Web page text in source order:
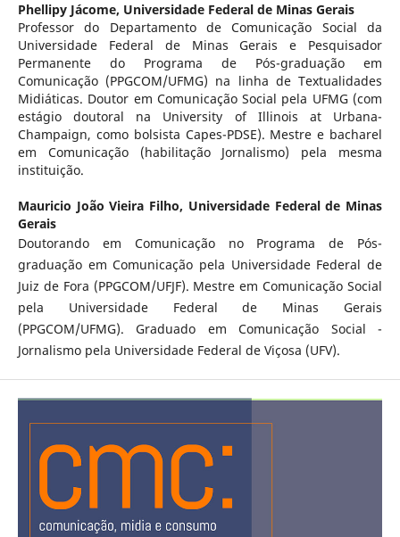
Phellipy Jácome, Universidade Federal de Minas Gerais
Professor do Departamento de Comunicação Social da
Universidade Federal de Minas Gerais e Pesquisador
Permanente do Programa de Pós-graduação em
Comunicação (PPGCOM/UFMG) na linha de Textualidades
Midiáticas. Doutor em Comunicação Social pela UFMG (com
estágio doutoral na University of Illinois at Urbana-
Champaign, como bolsista Capes-PDSE). Mestre e bacharel
em Comunicação (habilitação Jornalismo) pela mesma
instituição.
Mauricio João Vieira Filho, Universidade Federal de Minas
Gerais
Doutorando em Comunicação no Programa de Pós-
graduação em Comunicação pela Universidade Federal de
Juiz de Fora (PPGCOM/UFJF). Mestre em Comunicação Social
pela Universidade Federal de Minas Gerais
(PPGCOM/UFMG). Graduado em Comunicação Social -
Jornalismo pela Universidade Federal de Viçosa (UFV).